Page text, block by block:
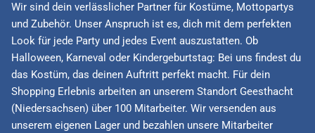
Wir sind dein verlässlicher Partner für Kostüme, Mottopartys
und Zubehör. Unser Anspruch ist es, dich mit dem perfekten
Look für jede Party und jedes Event auszustatten. Ob
Halloween, Karneval oder Kindergeburtstag: Bei uns findest du
das Kostüm, das deinen Auftritt perfekt macht. Für dein
Shopping Erlebnis arbeiten an unserem Standort Geesthacht
(Niedersachsen) über 100 Mitarbeiter. Wir versenden aus
unserem eigenen Lager und bezahlen unsere Mitarbeiter